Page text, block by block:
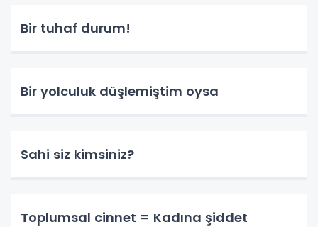
Bir tuhaf durum!
Bir yolculuk düşlemiştim oysa
Sahi siz kimsiniz?
Toplumsal cinnet = Kadına şiddet